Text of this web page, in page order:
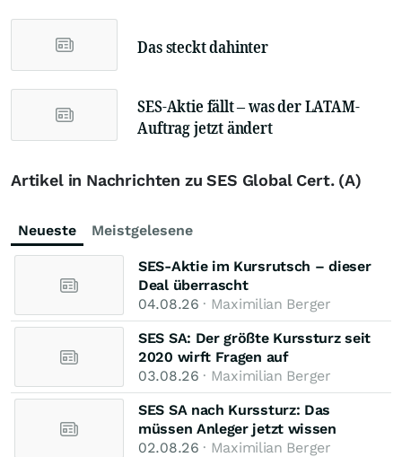
Das steckt dahinter
SES-Aktie fällt – was der LATAM-
Auftrag jetzt ändert
Artikel in Nachrichten zu SES Global Cert. (A)
Neueste Meistgelesene
SES-Aktie im Kursrutsch – dieser
Deal überrascht
04.08.26 · Maximilian Berger
SES SA: Der größte Kurssturz seit
2020 wirft Fragen auf
03.08.26 · Maximilian Berger
SES SA nach Kurssturz: Das
müssen Anleger jetzt wissen
02.08.26 · Maximilian Berger